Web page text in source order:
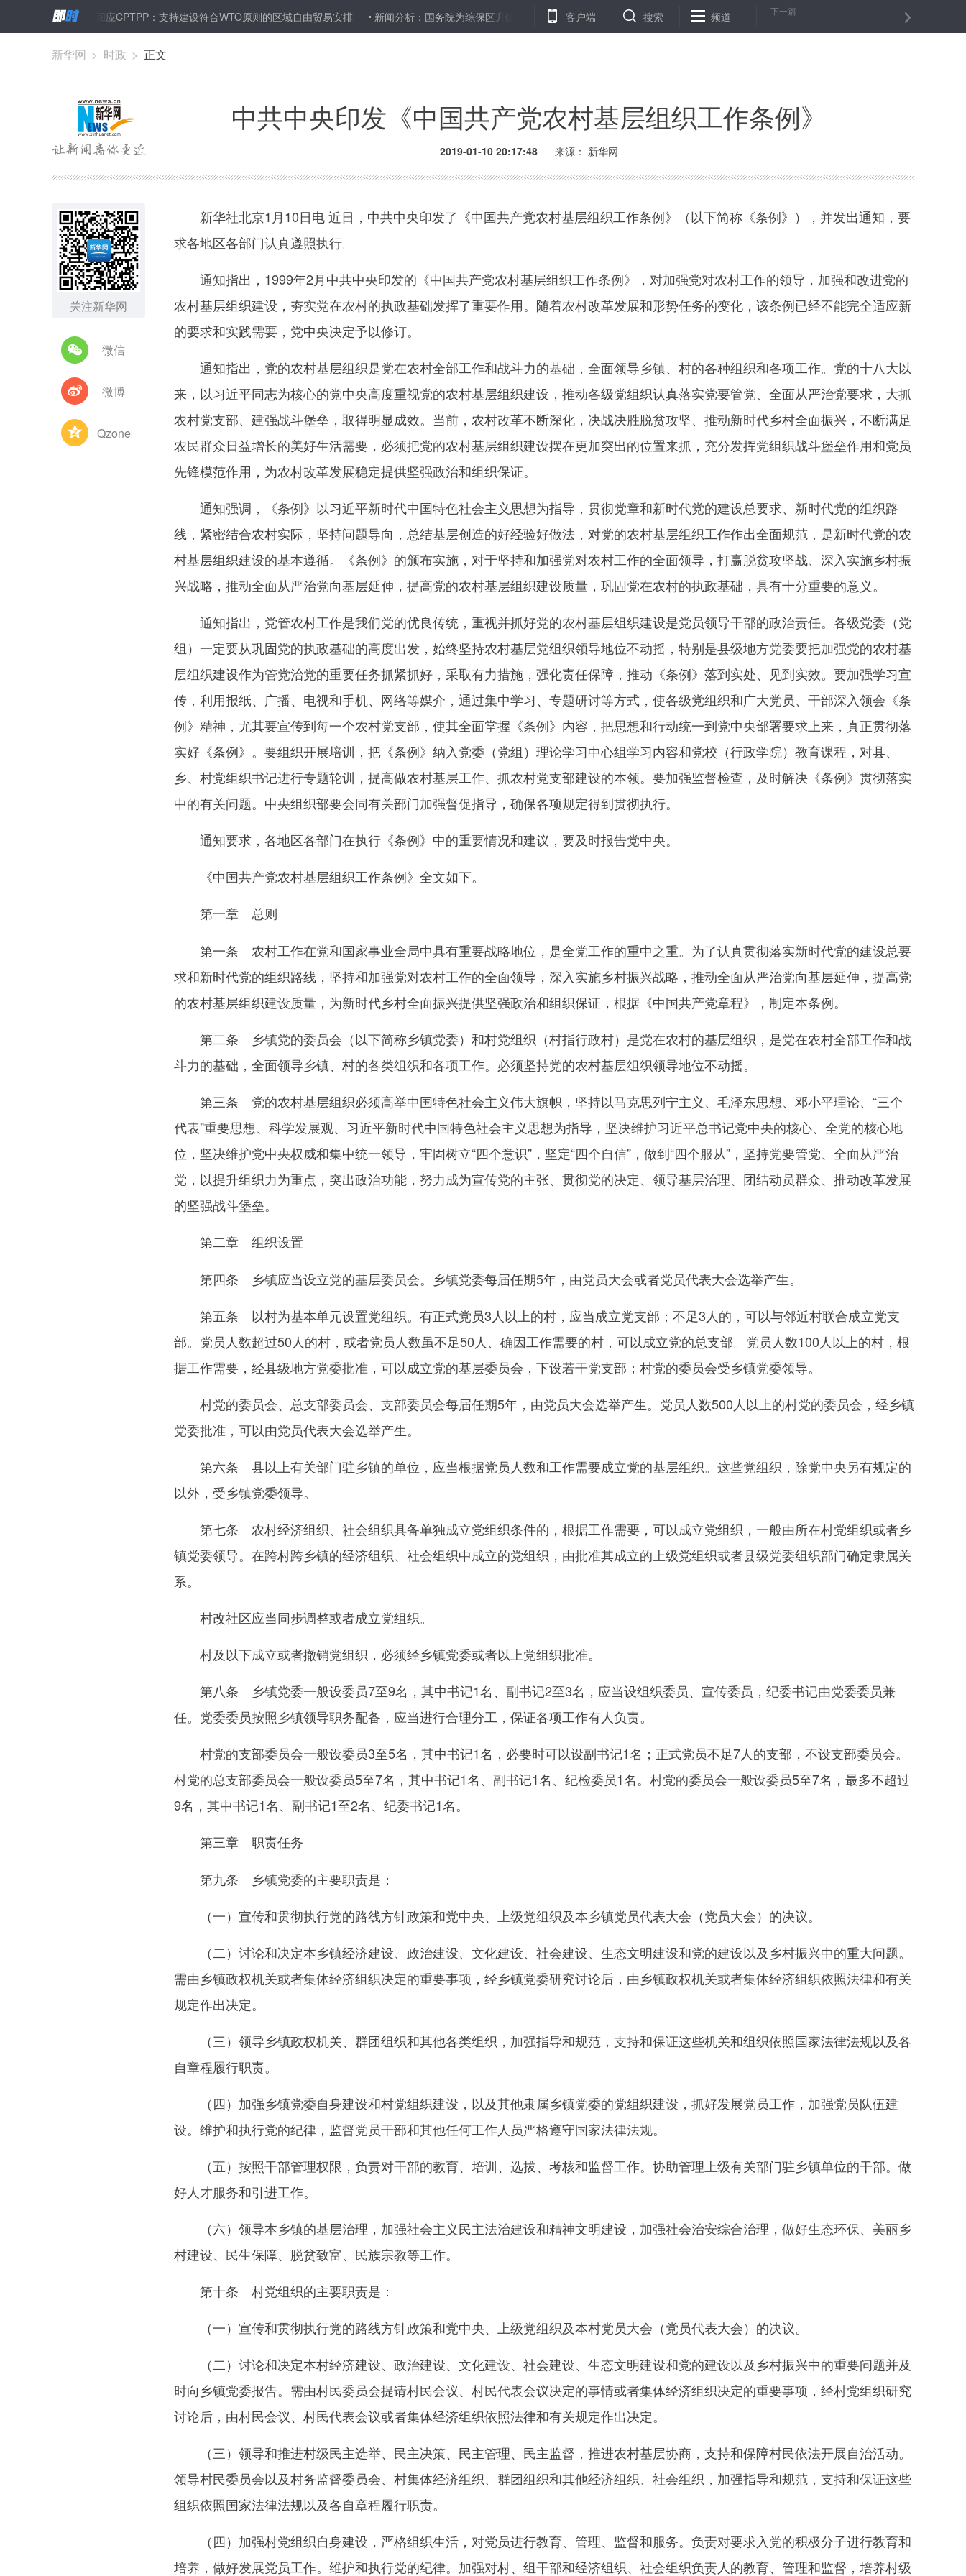
商务部回应CPTPP：支持建设符合WTO原则的区域自由贸易安排 新闻分析：国务院为综保区升级“开道”意味着什么？ 王岐山在纪念中美建交40周年招待会上的致辞（全文） 苏联最后一任最高苏维埃
客户端 搜索 频道 下一篇
新华网 > 时政 > 正文
中共中央印发《中国共产党农村基层组织工作条例》
2019-01-10 20:17:48 来源： 新华网
关注新华网
微信
微博
Qzone
新华社北京1月10日电 近日，中共中央印发了《中国共产党农村基层组织工作条例》（以下简称《条例》），并发出通知，要
求各地区各部门认真遵照执行。
通知指出，1999年2月中共中央印发的《中国共产党农村基层组织工作条例》，对加强党对农村工作的领导，加强和改进党的
农村基层组织建设，夯实党在农村的执政基础发挥了重要作用。随着农村改革发展和形势任务的变化，该条例已经不能完全适应新
的要求和实践需要，党中央决定予以修订。
通知指出，党的农村基层组织是党在农村全部工作和战斗力的基础，全面领导乡镇、村的各种组织和各项工作。党的十八大以
来，以习近平同志为核心的党中央高度重视党的农村基层组织建设，推动各级党组织认真落实党要管党、全面从严治党要求，大抓
农村党支部、建强战斗堡垒，取得明显成效。当前，农村改革不断深化，决战决胜脱贫攻坚、推动新时代乡村全面振兴，不断满足
农民群众日益增长的美好生活需要，必须把党的农村基层组织建设摆在更加突出的位置来抓，充分发挥党组织战斗堡垒作用和党员
先锋模范作用，为农村改革发展稳定提供坚强政治和组织保证。
通知强调，《条例》以习近平新时代中国特色社会主义思想为指导，贯彻党章和新时代党的建设总要求、新时代党的组织路
线，紧密结合农村实际，坚持问题导向，总结基层创造的好经验好做法，对党的农村基层组织工作作出全面规范，是新时代党的农
村基层组织建设的基本遵循。《条例》的颁布实施，对于坚持和加强党对农村工作的全面领导，打赢脱贫攻坚战、深入实施乡村振
兴战略，推动全面从严治党向基层延伸，提高党的农村基层组织建设质量，巩固党在农村的执政基础，具有十分重要的意义。
通知指出，党管农村工作是我们党的优良传统，重视并抓好党的农村基层组织建设是党员领导干部的政治责任。各级党委（党
组）一定要从巩固党的执政基础的高度出发，始终坚持农村基层党组织领导地位不动摇，特别是县级地方党委要把加强党的农村基
层组织建设作为管党治党的重要任务抓紧抓好，采取有力措施，强化责任保障，推动《条例》落到实处、见到实效。要加强学习宣
传，利用报纸、广播、电视和手机、网络等媒介，通过集中学习、专题研讨等方式，使各级党组织和广大党员、干部深入领会《条
例》精神，尤其要宣传到每一个农村党支部，使其全面掌握《条例》内容，把思想和行动统一到党中央部署要求上来，真正贯彻落
实好《条例》。要组织开展培训，把《条例》纳入党委（党组）理论学习中心组学习内容和党校（行政学院）教育课程，对县、
乡、村党组织书记进行专题轮训，提高做农村基层工作、抓农村党支部建设的本领。要加强监督检查，及时解决《条例》贯彻落实
中的有关问题。中央组织部要会同有关部门加强督促指导，确保各项规定得到贯彻执行。
通知要求，各地区各部门在执行《条例》中的重要情况和建议，要及时报告党中央。
《中国共产党农村基层组织工作条例》全文如下。
第一章 总则
第一条 农村工作在党和国家事业全局中具有重要战略地位，是全党工作的重中之重。为了认真贯彻落实新时代党的建设总要
求和新时代党的组织路线，坚持和加强党对农村工作的全面领导，深入实施乡村振兴战略，推动全面从严治党向基层延伸，提高党
的农村基层组织建设质量，为新时代乡村全面振兴提供坚强政治和组织保证，根据《中国共产党章程》，制定本条例。
第二条 乡镇党的委员会（以下简称乡镇党委）和村党组织（村指行政村）是党在农村的基层组织，是党在农村全部工作和战
斗力的基础，全面领导乡镇、村的各类组织和各项工作。必须坚持党的农村基层组织领导地位不动摇。
第三条 党的农村基层组织必须高举中国特色社会主义伟大旗帜，坚持以马克思列宁主义、毛泽东思想、邓小平理论、“三个
代表”重要思想、科学发展观、习近平新时代中国特色社会主义思想为指导，坚决维护习近平总书记党中央的核心、全党的核心地
位，坚决维护党中央权威和集中统一领导，牢固树立“四个意识”，坚定“四个自信”，做到“四个服从”，坚持党要管党、全面从严治
党，以提升组织力为重点，突出政治功能，努力成为宣传党的主张、贯彻党的决定、领导基层治理、团结动员群众、推动改革发展
的坚强战斗堡垒。
第二章 组织设置
第四条 乡镇应当设立党的基层委员会。乡镇党委每届任期5年，由党员大会或者党员代表大会选举产生。
第五条 以村为基本单元设置党组织。有正式党员3人以上的村，应当成立党支部；不足3人的，可以与邻近村联合成立党支
部。党员人数超过50人的村，或者党员人数虽不足50人、确因工作需要的村，可以成立党的总支部。党员人数100人以上的村，根
据工作需要，经县级地方党委批准，可以成立党的基层委员会，下设若干党支部；村党的委员会受乡镇党委领导。
村党的委员会、总支部委员会、支部委员会每届任期5年，由党员大会选举产生。党员人数500人以上的村党的委员会，经乡镇
党委批准，可以由党员代表大会选举产生。
第六条 县以上有关部门驻乡镇的单位，应当根据党员人数和工作需要成立党的基层组织。这些党组织，除党中央另有规定的
以外，受乡镇党委领导。
第七条 农村经济组织、社会组织具备单独成立党组织条件的，根据工作需要，可以成立党组织，一般由所在村党组织或者乡
镇党委领导。在跨村跨乡镇的经济组织、社会组织中成立的党组织，由批准其成立的上级党组织或者县级党委组织部门确定隶属关
系。
村改社区应当同步调整或者成立党组织。
村及以下成立或者撤销党组织，必须经乡镇党委或者以上党组织批准。
第八条 乡镇党委一般设委员7至9名，其中书记1名、副书记2至3名，应当设组织委员、宣传委员，纪委书记由党委委员兼
任。党委委员按照乡镇领导职务配备，应当进行合理分工，保证各项工作有人负责。
村党的支部委员会一般设委员3至5名，其中书记1名，必要时可以设副书记1名；正式党员不足7人的支部，不设支部委员会。
村党的总支部委员会一般设委员5至7名，其中书记1名、副书记1名、纪检委员1名。村党的委员会一般设委员5至7名，最多不超过
9名，其中书记1名、副书记1至2名、纪委书记1名。
第三章 职责任务
第九条 乡镇党委的主要职责是：
（一）宣传和贯彻执行党的路线方针政策和党中央、上级党组织及本乡镇党员代表大会（党员大会）的决议。
（二）讨论和决定本乡镇经济建设、政治建设、文化建设、社会建设、生态文明建设和党的建设以及乡村振兴中的重大问题。
需由乡镇政权机关或者集体经济组织决定的重要事项，经乡镇党委研究讨论后，由乡镇政权机关或者集体经济组织依照法律和有关
规定作出决定。
（三）领导乡镇政权机关、群团组织和其他各类组织，加强指导和规范，支持和保证这些机关和组织依照国家法律法规以及各
自章程履行职责。
（四）加强乡镇党委自身建设和村党组织建设，以及其他隶属乡镇党委的党组织建设，抓好发展党员工作，加强党员队伍建
设。维护和执行党的纪律，监督党员干部和其他任何工作人员严格遵守国家法律法规。
（五）按照干部管理权限，负责对干部的教育、培训、选拔、考核和监督工作。协助管理上级有关部门驻乡镇单位的干部。做
好人才服务和引进工作。
（六）领导本乡镇的基层治理，加强社会主义民主法治建设和精神文明建设，加强社会治安综合治理，做好生态环保、美丽乡
村建设、民生保障、脱贫致富、民族宗教等工作。
第十条 村党组织的主要职责是：
（一）宣传和贯彻执行党的路线方针政策和党中央、上级党组织及本村党员大会（党员代表大会）的决议。
（二）讨论和决定本村经济建设、政治建设、文化建设、社会建设、生态文明建设和党的建设以及乡村振兴中的重要问题并及
时向乡镇党委报告。需由村民委员会提请村民会议、村民代表会议决定的事情或者集体经济组织决定的重要事项，经村党组织研究
讨论后，由村民会议、村民代表会议或者集体经济组织依照法律和有关规定作出决定。
（三）领导和推进村级民主选举、民主决策、民主管理、民主监督，推进农村基层协商，支持和保障村民依法开展自治活动。
领导村民委员会以及村务监督委员会、村集体经济组织、群团组织和其他经济组织、社会组织，加强指导和规范，支持和保证这些
组织依照国家法律法规以及各自章程履行职责。
（四）加强村党组织自身建设，严格组织生活，对党员进行教育、管理、监督和服务。负责对要求入党的积极分子进行教育和
培养，做好发展党员工作。维护和执行党的纪律。加强对村、组干部和经济组织、社会组织负责人的教育、管理和监督，培养村级